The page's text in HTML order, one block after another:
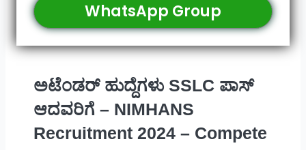
WhatsApp Group
ಅಟೆಂಡರ್ ಹುದ್ದೆಗಳು SSLC ಪಾಸ್
ಆದವರಿಗೆ – NIMHANS
Recruitment 2024 – Compete